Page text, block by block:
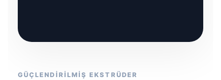
GÜÇLENDİRİLMİŞ EKSTRÜDER